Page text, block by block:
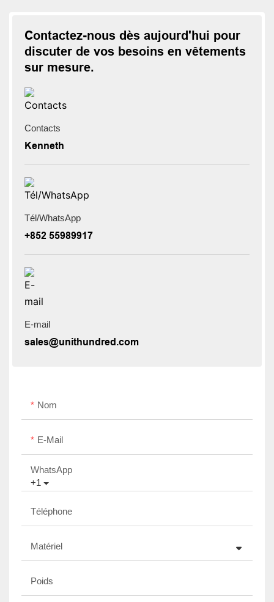
Contactez-nous dès aujourd'hui pour
discuter de vos besoins en vêtements
sur mesure.
Contacts
Kenneth
Tél/WhatsApp
+852 55989917
E-mail
sales@unithundred.com
Nom
E-Mail
+1
WhatsApp
Téléphone
Matériel
Poids